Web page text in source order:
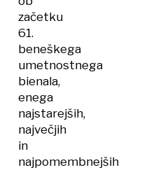
začetku
61.
beneškega
umetnostnega
bienala,
enega
najstarejših,
največjih
in
najpomembnejših